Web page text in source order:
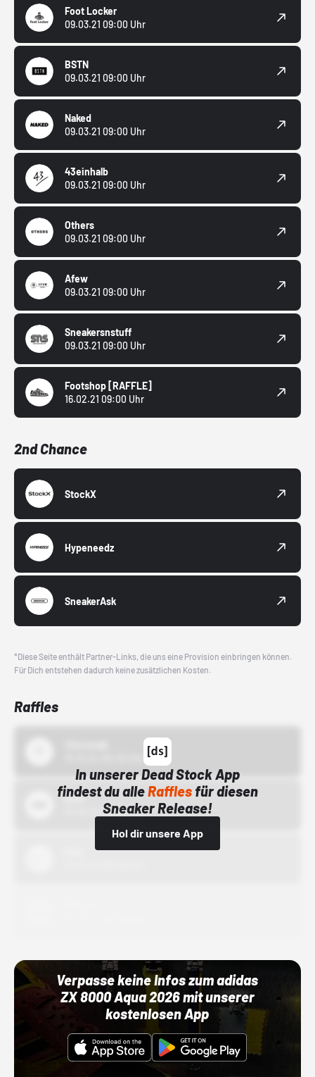
Foot Locker
09.03.21 09:00 Uhr
BSTN
09.03.21 09:00 Uhr
Naked
09.03.21 09:00 Uhr
43einhalb
09.03.21 09:00 Uhr
Others
09.03.21 09:00 Uhr
Afew
09.03.21 09:00 Uhr
Sneakersnstuff
09.03.21 09:00 Uhr
Footshop [RAFFLE]
16.02.21 09:00 Uhr
2nd Chance
StockX
Hypeneedz
SneakerAsk
*Diese Seite enthält Partner-Links, die uns eine Provision einbringen können.
Für Dich entstehen dadurch keine zusätzlichen Kosten.
Raffles
In unserer Dead Stock App
findest du alleRafflesfür diesen
Sneaker Release!
Hol dir unsere App
Bstn
01.10.22 00:00 Uhr
Verpasse keine Infos zum adidas
ZX 8000 Aqua 2026 mit unserer
kostenlosen App